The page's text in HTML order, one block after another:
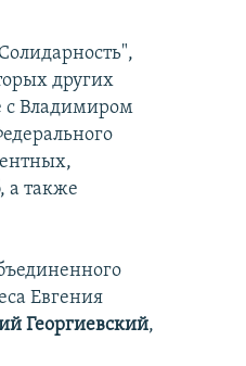
других
с Владимиром
а также
Евгения
Георгиевский,